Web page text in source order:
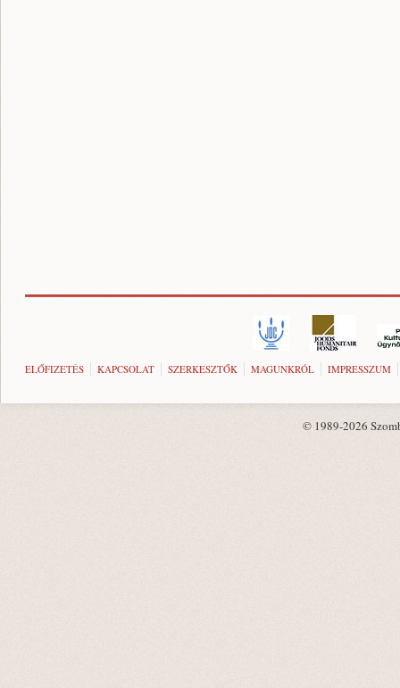
ELŐFIZETÉS KAPCSOLAT SZERKESZTŐK MAGUNKRÓL IMPRESSZUM
© 1989-2026